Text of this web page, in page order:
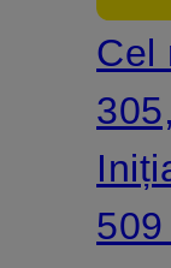
Cel